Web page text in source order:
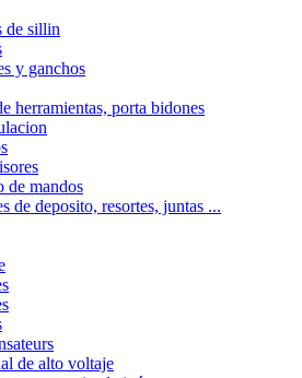
de sillin
y ganchos
herramientas, porta bidones
de mandos
de deposito, resortes, juntas ...
de alto voltaje